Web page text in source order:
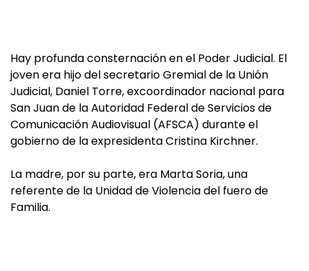
Hay profunda consternación en el Poder Judicial. El
joven era hijo del secretario Gremial de la Unión
Judicial, Daniel Torre, excoordinador nacional para
San Juan de la Autoridad Federal de Servicios de
Comunicación Audiovisual (AFSCA) durante el
gobierno de la expresidenta Cristina Kirchner.
La madre, por su parte, era Marta Soria, una
referente de la Unidad de Violencia del fuero de
Familia.